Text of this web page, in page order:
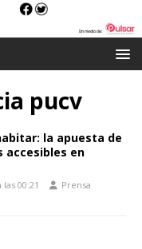
pucv
la apuesta de
accesibles en
00:21 Prensa